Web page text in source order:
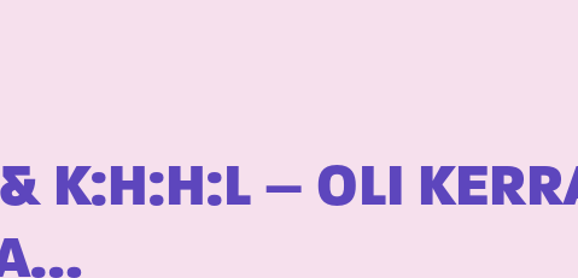
K:H:H:L – OLI